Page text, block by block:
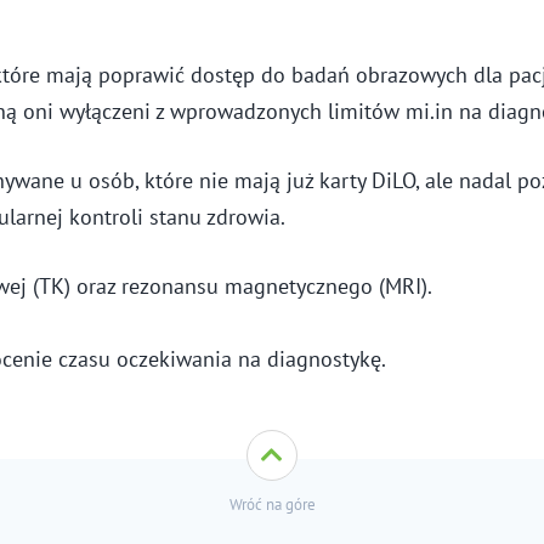
mają poprawić dostęp do badań obrazowych dla
oni wyłączeni z wprowadzonych limitów mi.in na
u osób, które nie mają już karty DiLO, ale nadal
kontroli stanu zdrowia.
(TK) oraz rezonansu magnetycznego (MRI).
czasu oczekiwania na diagnostykę.
Wróć na góre